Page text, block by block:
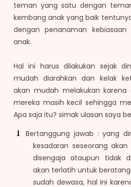
teman yang satu dengan
kembang anak yang baik
dengan penanaman
anak.
Hal ini harus dilakukan sejak
mudah diarahkan dan kelak
akan mudah melakukan karena
mereka masih kecil sehingga
Apa saja itu? simak ulasan saya
Bertanggung jawab : yang
kesadaran seseorang
disengaja ataupun tidak
akan terlatih untuk
sudah dewasa, hal ini